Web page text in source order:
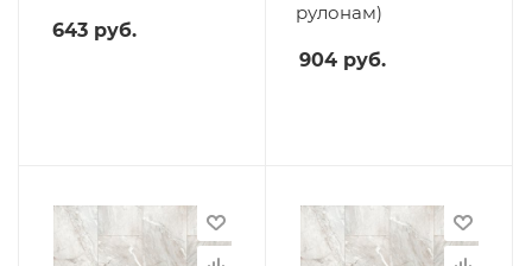
643 руб.
рулонам)
904 руб.